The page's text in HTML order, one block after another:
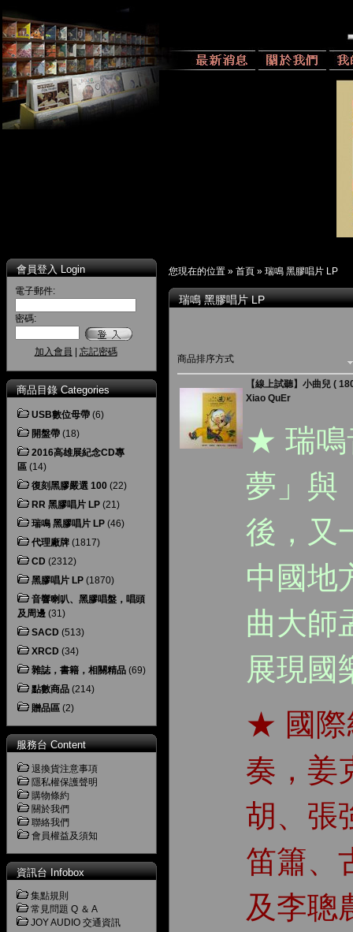
會員登入 Login
電子郵件:
密碼:
加入會員 忘記密碼
商品目錄 Categories
USB數位母帶 (6)
開盤帶 (18)
2016高雄展紀念CD專
區 (14)
復刻黑膠嚴選 100 (22)
RR 黑膠唱片 LP (21)
瑞鳴 黑膠唱片 LP (46)
代理廠牌 (1817)
CD (2312)
黑膠唱片 LP (1870)
音響喇叭、黑膠唱盤，唱頭
及周邊 (31)
SACD (513)
XRCD (34)
雜誌，書籍，相關精品 (69)
點數商品 (214)
贈品區 (2)
服務台 Content
退換貨注意事項
隱私權保護聲明
購物條約
關於我們
聯絡我們
會員權益及須知
資訊台 Infobox
集點規則
常見問題 Q ＆ A
JOY AUDIO 交通資訊
您現在的位置 » 首頁 » 瑞鳴 黑膠唱片 LP
瑞鳴 黑膠唱片 LP
商品排序方式
【線上試聽】小曲兒 (
Xiao QuEr
★ 瑞鳴
夢」與
後，又
中國地
曲大師
展現國
★ 國際
奏，姜
胡、張
笛簫、
及李聰